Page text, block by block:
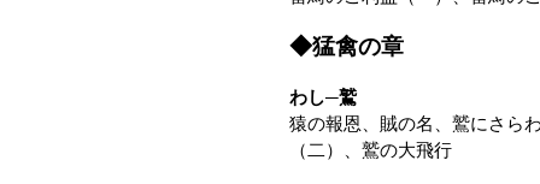
◆猛禽の章
わし─鷲
猿の報恩、賊の名、鷲にさら
（二）、鷲の大飛行